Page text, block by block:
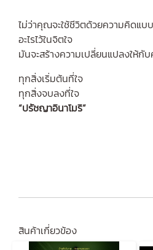
ไม่ว่าคุณจะใช้ชีวิตด้วยความคิดแบ
อะไรไว้ในจิตใจ
มันจะสร้างความเปลี่ยนแปลงให้กั
ทุกสิ่งเริ่มต้นที่ใจ
ทุกสิ่งจบลงที่ใจ
“ปรัชญาอินาโมริ”
สินค้าเกี่ยวข้อง